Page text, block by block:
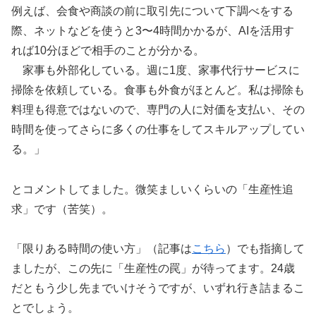
例えば、会食や商談の前に取引先について下調べをする
際、ネットなどを使うと3〜4時間かかるが、AIを活用す
れば10分ほどで相手のことが分かる。
家事も外部化している。週に1度、家事代行サービスに
掃除を依頼している。食事も外食がほとんど。私は掃除も
料理も得意ではないので、専門の人に対価を支払い、その
時間を使ってさらに多くの仕事をしてスキルアップしてい
る。」
とコメントしてました。微笑ましいくらいの「生産性追
求」です（苦笑）。
「限りある時間の使い方」（記事はこちら ）でも指摘して
ましたが、この先に「生産性の罠」が待ってます。24歳
だともう少し先までいけそうですが、いずれ行き詰まるこ
とでしょう。